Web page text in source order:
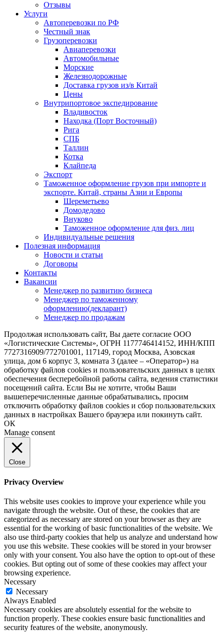
Отзывы
Услуги
Автоперевозки по РФ
Честный знак
Грузоперевозки
Авиаперевозки
Автомобильные
Морские
Железнодорожные
Доставка грузов из/в Китай
Цены
Внутрипортовое экспедирование
Владивосток
Находка (Порт Восточный)
Рига
СПБ
Таллин
Котка
Клайпеда
Экспорт
Таможенное оформление грузов при импорте и
экспорте. Китай, страны Азии и Европы
Шереметьево
Домодедово
Внуково
Таможенное оформление для физ. лиц
Индивидуальные решения
Полезная информация
Новости и статьи
Договоры
Контакты
Вакансии
Менеджер по развитию бизнеса
Менеджер по таможенному
оформлению(декларант)
Менеджер по продажам
Продолжая использовать сайт, Вы даете согласие ООО
«Логистические Системы», ОГРН 1177746414152, ИНН/КПП
7727316909/772701001, 117149, город Москва, Азовская
улица, дом 6 корпус 3, комната 3 (далее – «Оператор») на
обработку файлов cookies и пользовательских данных в целях
обеспечения бесперебойной работы сайта, ведения статистики
посещений сайта. Если Вы не хотите, чтобы Ваши
вышеперечисленные данные обрабатывались, просим
отключить обработку файлов cookies и сбор пользовательских
данных в настройках Вашего браузера или покинуть сайт.
ОК
Manage consent
Close
Privacy Overview
This website uses cookies to improve your experience while you
navigate through the website. Out of these, the cookies that are
categorized as necessary are stored on your browser as they are
essential for the working of basic functionalities of the website. We
also use third-party cookies that help us analyze and understand how
you use this website. These cookies will be stored in your browser
only with your consent. You also have the option to opt-out of these
cookies. But opting out of some of these cookies may affect your
browsing experience.
Necessary
Necessary
Always Enabled
Necessary cookies are absolutely essential for the website to
function properly. These cookies ensure basic functionalities and
security features of the website, anonymously.